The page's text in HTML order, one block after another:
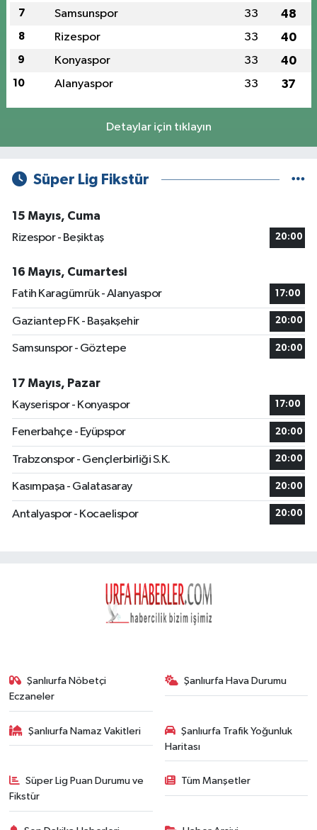
7 Samsunspor 33 48
8 Rizespor 33 40
9 Konyaspor 33 40
10 Alanyaspor 33 37
Detaylar için tıklayın
Süper Lig Fikstür
15 Mayıs, Cuma
Rizespor - Beşiktaş
20:00
16 Mayıs, Cumartesi
Fatih Karagümrük - Alanyaspor
17:00
Gaziantep FK - Başakşehir 20:00
Samsunspor - Göztepe 20:00
17 Mayıs, Pazar
Kayserispor - Konyaspor
17:00
Fenerbahçe - Eyüpspor 20:00
Trabzonspor - Gençlerbirliği S.K. 20:00
Kasımpaşa - Galatasaray 20:00
Antalyaspor - Kocaelispor 20:00
Şanlıurfa Nöbetçi
Eczaneler
Şanlıurfa Hava Durumu
Şanlıurfa Namaz Vakitleri
Şanlıurfa Trafik Yoğunluk
Haritası
Süper Lig Puan Durumu ve
Fikstür
Tüm Manşetler